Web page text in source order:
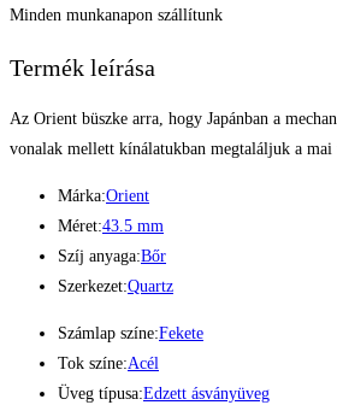
Minden munkanapon szállítunk
Termék leírása
Az Orient büszke arra, hogy Japánban a
vonalak mellett kínálatukban megtaláljuk a
Márka:Orient
Méret:43.5 mm
Szíj anyaga:Bőr
Szerkezet:Quartz
Számlap színe:Fekete
Tok színe:Acél
Üveg típusa:Edzett ásványüveg